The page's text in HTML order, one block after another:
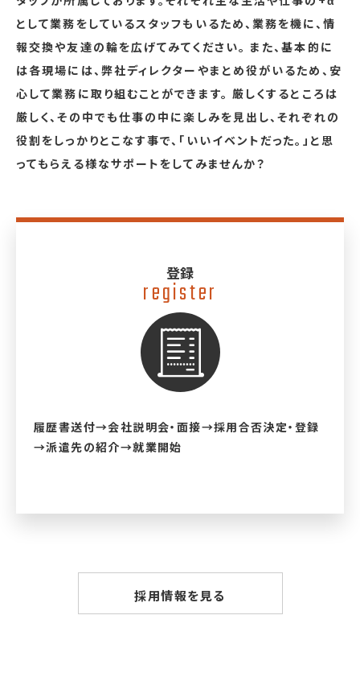
として業務をしているスタッフもいるため、業務を機に、情
報交換や友達の輪を広げてみてください。 また、基本的に
は各現場には、弊社ディレクターやまとめ役がいるため、安
心して業務に取り組むことができます。 厳しくするところは
厳しく、その中でも仕事の中に楽しみを見出し、それぞれの
役割をしっかりとこなす事で、「いいイベントだった。」と思
ってもらえる様なサポートをしてみませんか？
登録
register
履歴書送付→会社説明会・面接→採用合否決定・登録
→派遣先の紹介→就業開始
採用情報を見る